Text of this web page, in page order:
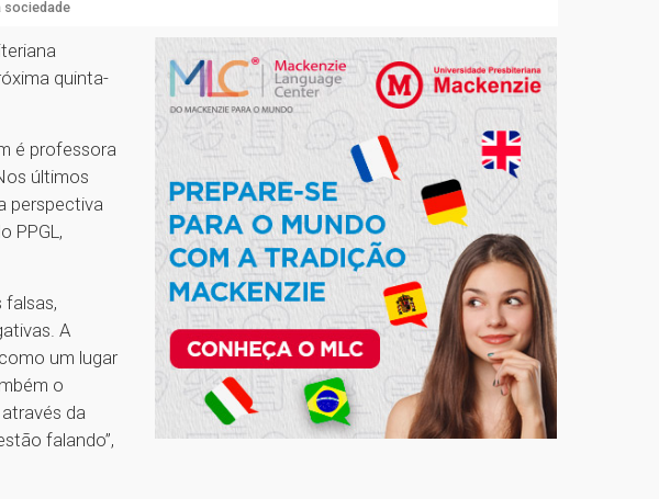
sociedade
quinta-
é professora
últimos
perspectiva
PPGL,
falsas,
A
um lugar
o
da
falando”,